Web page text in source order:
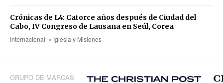
Internacional Iglesia y Misiones
Crónicas de L4: Catorce años después de Ciudad del
Cabo, IV Congreso de Lausana en Seúl, Corea
GRUPO DE MARCAS